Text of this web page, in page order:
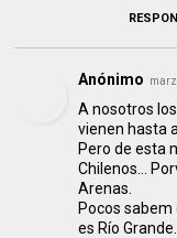
Anónimo
A nosotros
vienen hasta
Pero de esta
Chilenos...
Arenas.
Pocos sabem
es Río Grande.